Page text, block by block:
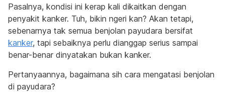
Pasalnya, kondisi ini kerap kali dikaitkan dengan
penyakit kanker. Tuh, bikin ngeri kan? Akan tetapi,
sebenarnya tak semua benjolan payudara bersifat
kanker, tapi sebaiknya perlu dianggap serius sampai
benar-benar dinyatakan bukan kanker.
Pertanyaannya, bagaimana sih cara mengatasi benjolan
di payudara?